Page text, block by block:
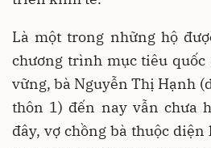
Là một trong những hộ
chương trình mục tiêu quốc
vững, bà Nguyễn Thị Hạnh
thôn 1) đến nay vẫn chưa
đây, vợ chồng bà thuộc